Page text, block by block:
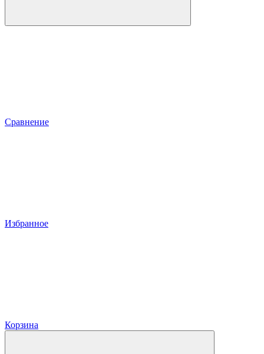
Сравнение
Избранное
Корзина